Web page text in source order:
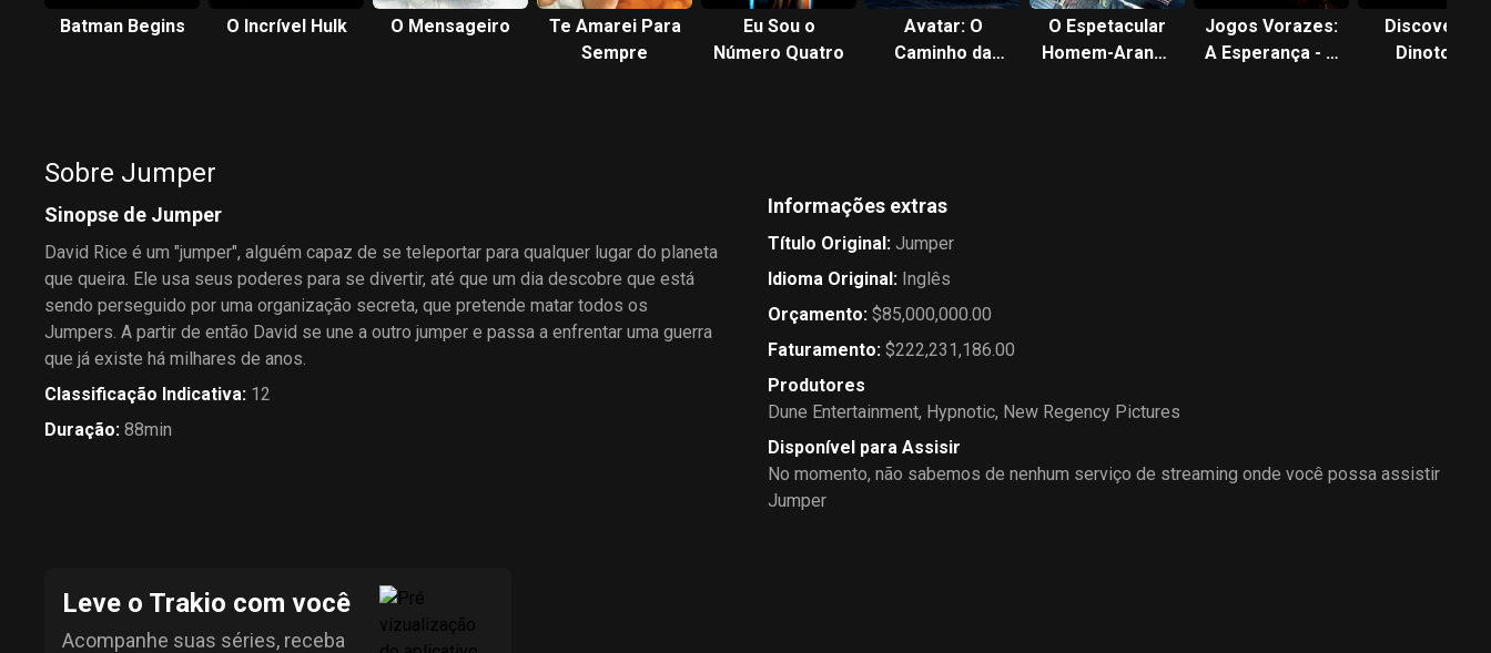
Batman Begins O Incrível Hulk O Mensageiro
Te Amarei Para
Sempre
Eu Sou o
Número Quatro
Avatar: O
Caminho da
O Espetacular
Homem-Aranha
Jogos Vorazes:
A Esperança - O
Discovering
Dinotopia
Sobre Jumper
Sinopse de Jumper
David Rice é um "jumper", alguém capaz de se teleportar para qualquer lugar do planeta
que queira. Ele usa seus poderes para se divertir, até que um dia descobre que está
sendo perseguido por uma organização secreta, que pretende matar todos os
Jumpers. A partir de então David se une a outro jumper e passa a enfrentar uma guerra
que já existe há milhares de anos.
Classificação Indicativa: 12
Duração: 88min
Informações extras
Título Original: Jumper
Idioma Original: Inglês
Orçamento: $85,000,000.00
Faturamento: $222,231,186.00
Produtores
Dune Entertainment, Hypnotic, New Regency Pictures
Disponível para Assisir
No momento, não sabemos de nenhum serviço de streaming onde você possa assistir
Jumper
Leve o Trakio com você
Acompanhe suas séries, receba